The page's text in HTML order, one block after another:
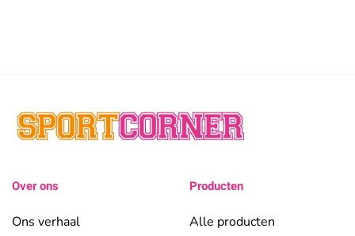
Over ons
Ons verhaal
Producten
Alle producten